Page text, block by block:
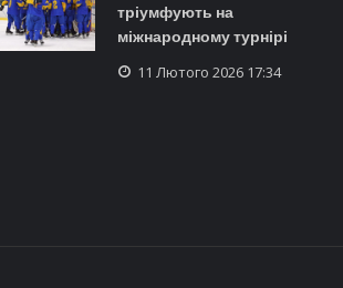
тріумфують на
міжнародному турнірі
11 Лютого 2026 17:34